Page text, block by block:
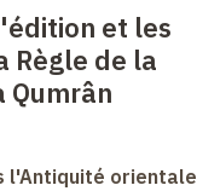
et les
Règle de la
Qumrân
l'Antiquité orientale